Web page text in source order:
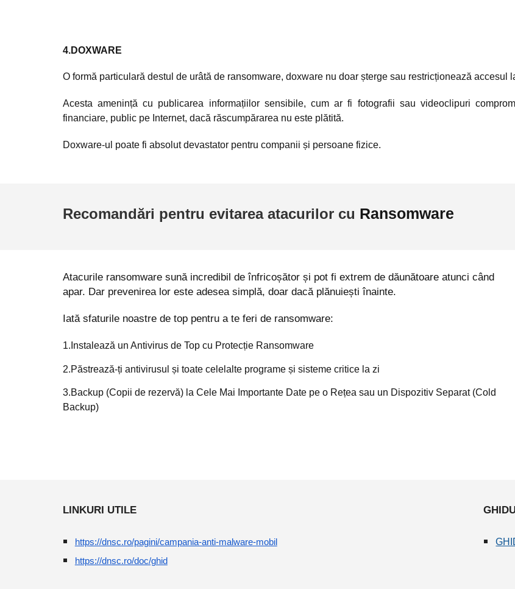
4.DOXWARE
O formă particulară destul de urâtă de ransomware, doxware nu doar șterge sau restricționează accesul
Acesta amenință cu publicarea informațiilor sensibile, cum ar fi fotografii sau videoclipuri
financiare, public pe Internet, dacă răscumpărarea nu este plătită.
Doxware-ul poate fi absolut devastator pentru companii și persoane fizice.
Recomandări pentru evitarea atacurilor cu Ransomware
Atacurile ransomware sună incredibil de înfricoșător și pot fi extrem de dăunătoare atunci când
apar. Dar prevenirea lor este adesea simplă, doar dacă plănuiești înainte.
Iată sfaturile noastre de top pentru a te feri de ransomware:
1.Instalează un Antivirus de Top cu Protecție Ransomware
2.Păstrează-ți antivirusul și toate celelalte programe și sisteme critice la zi
3.Backup (Copii de rezervă) la Cele Mai Importante Date pe o Rețea sau un Dispozitiv Separat (Cold
Backup)
LINKURI UTILE
https://dnsc.ro/pagini/campania-anti-malware-mobil
https://dnsc.ro/doc/ghid